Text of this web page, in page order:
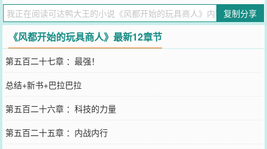
有没有没有办法办法拿着记忆体抵工资工资原价都是100多200多300
多的记忆体统统20块20块20块统统20块统统统统统统20块。唉，小
妹妹别走啊！我们除了售卖记忆体之外，还有硬币，开关，戒指，小
水果啊！这也不要的话，瓶子，玩具卡带，眼珠子什么的我们也都有
啊！“&quot;阿瑟，你们抓我干什么，我就是玩具商人啊！“
您要是觉得《风都开始的玩具商人
和微博微信里的朋友推荐哦！
复制分享
《风都开始的玩具商人》最新12章节
第五百二十七章 ：最强！
总结+新书+巴拉巴拉
第五百二十六章 ：科技的力量
第五百二十五章 ：内战内行